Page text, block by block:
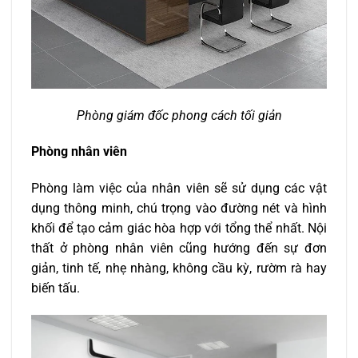
Phòng giám đốc phong cách tối giản
Phòng nhân viên
Phòng làm việc của nhân viên sẽ sử dụng các vật
dụng thông minh, chú trọng vào đường nét và hình
khối để tạo cảm giác hòa hợp với tổng thể nhất. Nội
thất ở phòng nhân viên cũng hướng đến sự đơn
giản, tinh tế, nhẹ nhàng, không cầu kỳ, rườm rà hay
biến tấu.